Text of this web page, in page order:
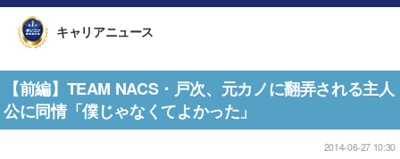
キャリアニュース
【前編】TEAM NACS・戸次、元カノに翻弄される主人
公に同情「僕じゃなくてよかった」
2014-06-27 10:30